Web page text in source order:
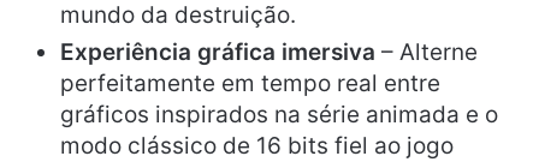
mundo da destruição.
Experiência gráfica imersiva – Alterne
perfeitamente em tempo real entre
gráficos inspirados na série animada e o
modo clássico de 16 bits fiel ao jogo